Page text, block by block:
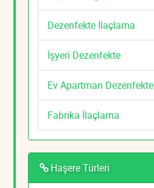
Dezenfekte İlaçlama
İşyeri Dezenfekte
Ev Apartman Dezenfekte
Fabrika İlaçlama
Haşere Türleri